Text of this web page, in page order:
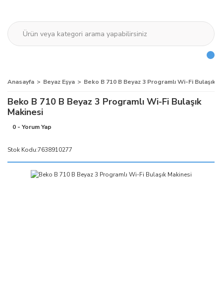
Anasayfa Beyaz Eşya Beko B 710 B Beyaz 3 Programlı Wi-Fi Bulaşık
Beko B 710 B Beyaz 3 Programlı Wi-Fi Bulaşık
Makinesi
0 - Yorum Yap
Stok Kodu:7638910277